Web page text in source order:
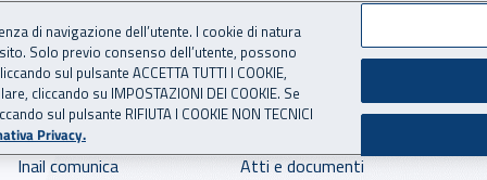
l'Assicurazione
Inail comunica Atti e documenti
di navigazione dell’utente. I cookie di natura
Solo previo consenso dell’utente, possono
sul pulsante ACCETTA TUTTI I COOKIE,
cliccando su IMPOSTAZIONI DEI COOKIE. Se
sul pulsante RIFIUTA I COOKIE NON TECNICI
Privacy.